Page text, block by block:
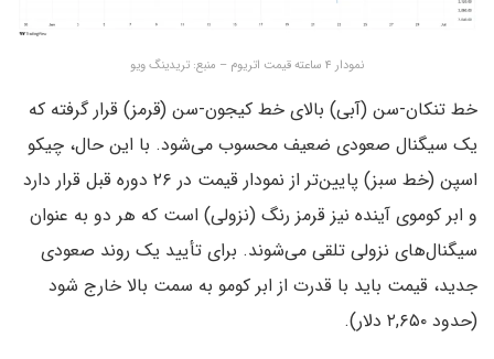
نمودار ۴ ساعته قیمت اتریوم – منبع: تریدینگ ویو
خط تنکان-سن (آبی) بالای خط کیجون-سن (قرمز) قرار گرفته که
یک سیگنال صعودی ضعیف محسوب می‌شود. با این حال، چیکو
اسپن (خط سبز) پایین‌تر از نمودار قیمت در ۲۶ دوره قبل قرار دارد
و ابر کوموی آینده نیز قرمز رنگ (نزولی) است که هر دو به عنوان
سیگنال‌های نزولی تلقی می‌شوند. برای تأیید یک روند صعودی
جدید، قیمت باید با قدرت از ابر کومو به سمت بالا خارج شود
(حدود ۲,۶۵۰ دلار).